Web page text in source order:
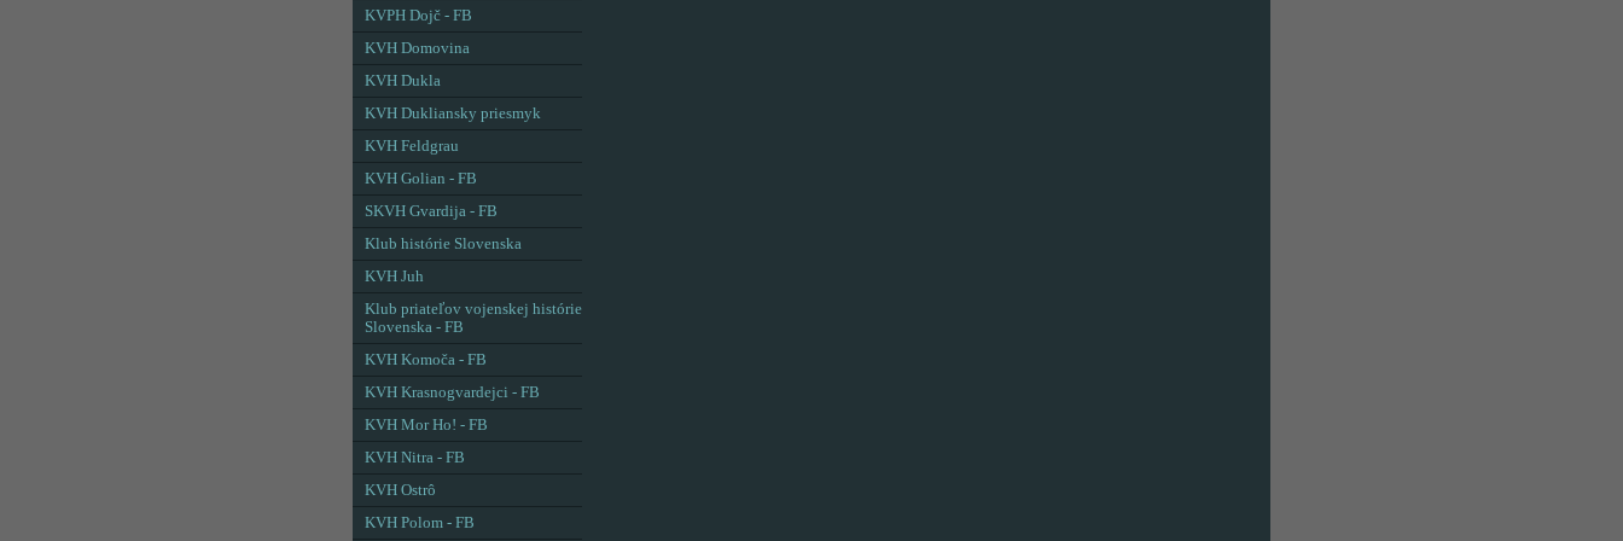
KVPH Dojč - FB
KVH Domovina
KVH Dukla
KVH Dukliansky priesmyk
KVH Feldgrau
KVH Golian - FB
SKVH Gvardija - FB
Klub histórie Slovenska
KVH Juh
Klub priateľov vojenskej histórie
Slovenska - FB
KVH Komoča - FB
KVH Krasnogvardejci - FB
KVH Mor Ho! - FB
KVH Nitra - FB
KVH Ostrô
KVH Polom - FB